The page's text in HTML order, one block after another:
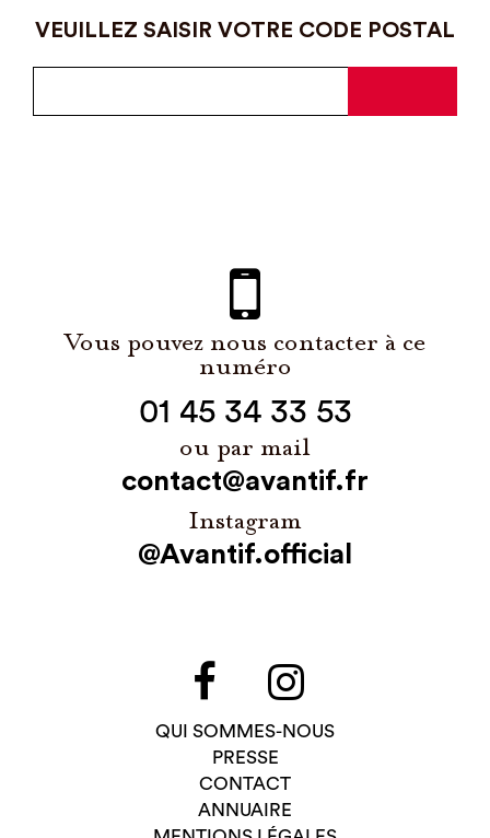
VEUILLEZ SAISIR VOTRE CODE POSTAL
Vous pouvez nous contacter à ce
numéro
01 45 34 33 53
ou par mail
contact@avantif.fr
Instagram
@Avantif.official
QUI SOMMES-NOUS
PRESSE
CONTACT
ANNUAIRE